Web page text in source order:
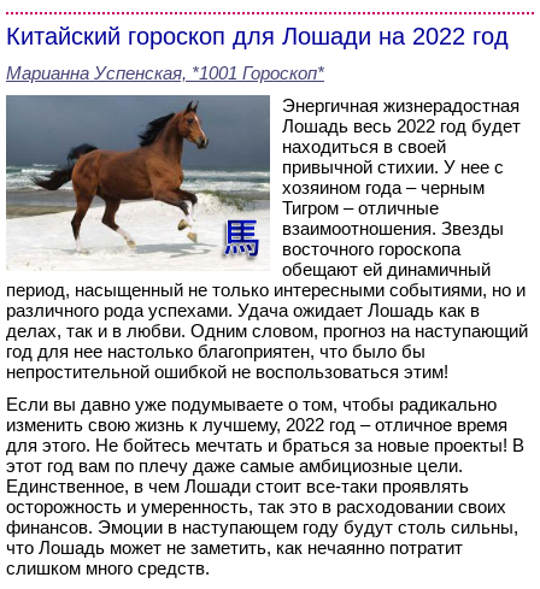
Китайский гороскоп для Лошади на 2022 год
Марианна Успенская, *1001 Гороскоп*
Энергичная жизнерадостная
Лошадь весь 2022 год будет
находиться в своей
привычной стихии. У нее с
хозяином года – черным
Тигром – отличные
взаимоотношения. Звезды
восточного гороскопа
обещают ей динамичный
период, насыщенный не только интересными событиями, но и
различного рода успехами. Удача ожидает Лошадь как в
делах, так и в любви. Одним словом, прогноз на наступающий
год для нее настолько благоприятен, что было бы
непростительной ошибкой не воспользоваться этим!
Если вы давно уже подумываете о том, чтобы радикально
изменить свою жизнь к лучшему, 2022 год – отличное время
для этого. Не бойтесь мечтать и браться за новые проекты! В
этот год вам по плечу даже самые амбициозные цели.
Единственное, в чем Лошади стоит все-таки проявлять
осторожность и умеренность, так это в расходовании своих
финансов. Эмоции в наступающем году будут столь сильны,
что Лошадь может не заметить, как нечаянно потратит
слишком много средств.